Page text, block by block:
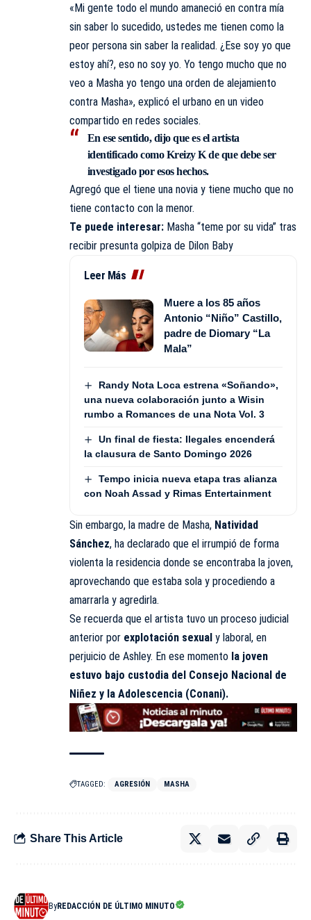
«Mi gente todo el mundo amaneció en contra mía
sin saber lo sucedido, ustedes me tienen como la
peor persona sin saber la realidad. ¿Ese soy yo que
estoy ahí?, eso no soy yo. Yo tengo mucho que no
veo a Masha yo tengo una orden de alejamiento
contra Masha», explicó el urbano en un video
compartido en redes sociales.
En ese sentido, dijo que es el artista
identificado como Kreizy Kde que debe ser
investigado por esos hechos.
Agregó que el tiene una novia y tiene mucho que no
tiene contacto con la menor.
Te puede interesar: Masha “teme por su vida” tras
recibir presunta golpiza de Dilon Baby
Leer Más
Muere a los 85 años
Antonio “Niño” Castillo,
padre de Diomary “La
Mala”
Randy Nota Loca estrena «Soñando»,
una nueva colaboración junto a Wisin
rumbo a Romances de una Nota Vol. 3
Un final de fiesta: Ilegales encenderá
la clausura de Santo Domingo 2026
Tempo inicia nueva etapa tras alianza
con Noah Assad y Rimas Entertainment
Sin embargo, la madre de Masha, Natividad
Sánchez, ha declarado que el irrumpió de forma
violenta la residencia donde se encontraba la joven,
aprovechando que estaba sola y procediendo a
amarrarla y agredirla.
Se recuerda que el artista tuvo un proceso judicial
anterior por explotación sexual y laboral, en
perjuicio de Ashley. En ese momento la joven
estuvo bajo custodia del Consejo Nacional de
Niñez y la Adolescencia (Conani).
TAGGED: AGRESIÓN MASHA
Share This Article
ByREDACCIÓN DE ÚLTIMO MINUTO